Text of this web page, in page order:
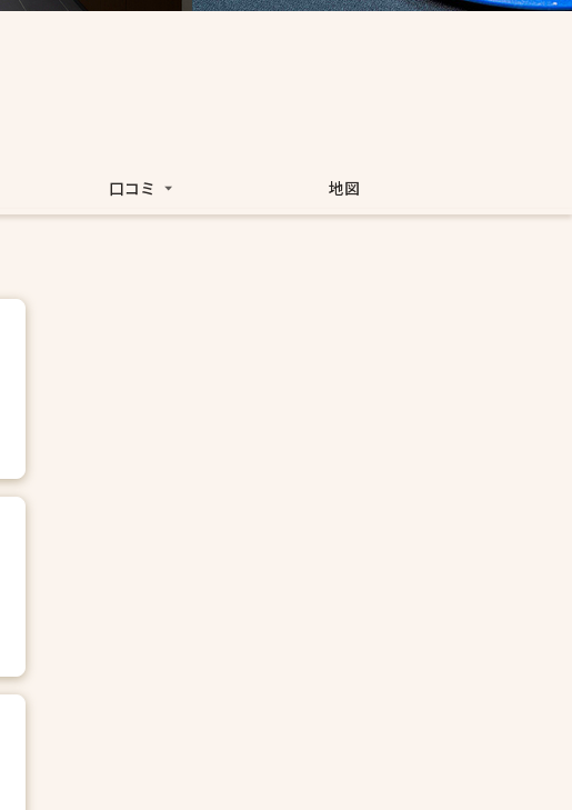
口コミ 地図